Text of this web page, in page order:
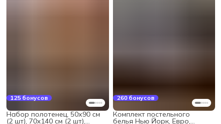
125 бонусов
Набор полотенец, 50х90 см
(2 шт), 70х140 см (2 шт),
260 бонусов
Комплект постельного
белья Нью Йорк, Евро,